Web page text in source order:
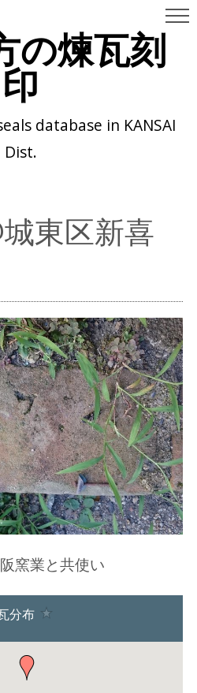
の煉瓦刻
印
database in KANSAI
Dist.
東区新喜
窯業と共使い